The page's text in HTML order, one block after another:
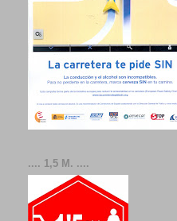
.... 1,5 M. ....